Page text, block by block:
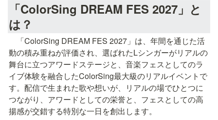
「ColorSing DREAM FES 2027」と
は？
「ColorSing DREAM FES 2027」は、年間を通じた活
動の積み重ねが評価され、選ばれたLシンガーがリアルの
舞台に立つアワードステージと、音楽フェスとしてのラ
イブ体験を融合したColorSing最大級のリアルイベントで
す。配信で生まれた歌や想いが、リアルの場でひとつに
つながり、アワードとしての栄誉と、フェスとしての高
揚感が交錯する特別な一日を創出します。